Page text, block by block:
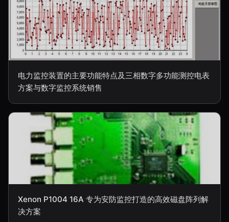
电力监控装置的主要功能特点及三相数字多功能测控电表
方案与数字监控系统销售
Xenon P1004 16A 专为安防监控打造的高效磁盘阵列解
决方案